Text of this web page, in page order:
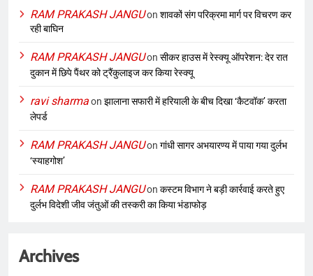
RAM PRAKASH JANGUon शावकों संग परिक्रमा मार्ग पर विचरण कर
रही बाघिन
RAM PRAKASH JANGUon सीकर हाउस में रेस्क्यू ऑपरेशन: देर रात
दुकान में छिपे पैंथर को ट्रैंकुलाइज कर किया रेस्क्यू
ravi sharmaon झालाना सफारी में हरियाली के बीच दिखा ‘कैटवॉक’ करता
लेपर्ड
RAM PRAKASH JANGUon गांधी सागर अभयारण्य में पाया गया दुर्लभ
‘स्याहगोश’
RAM PRAKASH JANGUon कस्टम विभाग ने बड़ी कार्रवाई करते हुए
दुर्लभ विदेशी जीव जंतुओं की तस्करी का किया भंडाफोड़
Archives